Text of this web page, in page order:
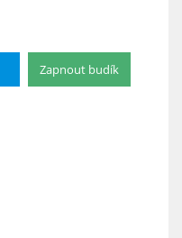
Zapnout budík